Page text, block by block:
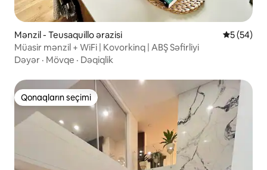
Mənzil - Teusaquillo ərazisi Ortalama
5 (54)
Müasir mənzil + WiFi | Kovorkinq | ABŞ Səfirliyi
Dəyər · Mövqe · Dəqiqlik
Qonaqların seçimi
Qonaqların seçimi